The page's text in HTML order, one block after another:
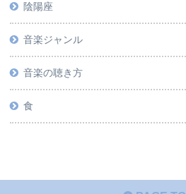
陰陽座
音楽ジャンル
音楽の聴き方
食